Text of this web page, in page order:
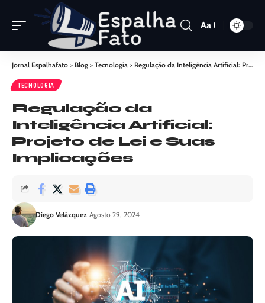
Aa
Jornal Espalhafato > Blog > Tecnologia > Regulação da Inteligência Artificial: Projeto de Lei e Suas Implicações
TECNOLOGIA
Regulação da
Inteligência Artificial:
Projeto de Lei e Suas
Implicações
Diego Velázquez Agosto 29, 2024